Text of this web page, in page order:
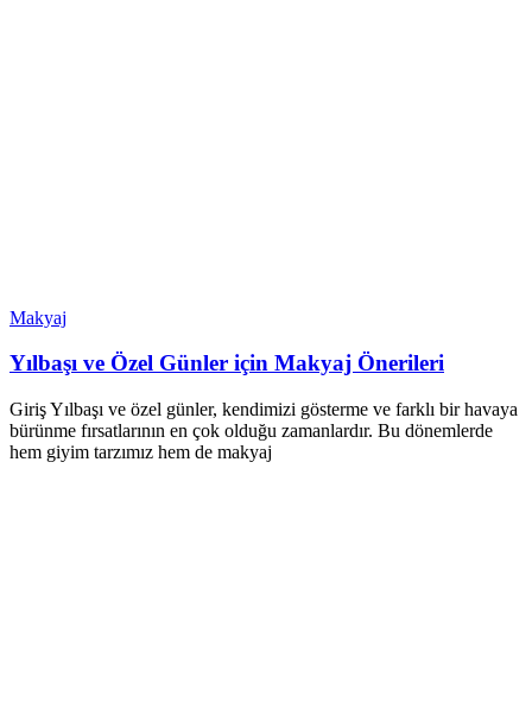
Makyaj
Yılbaşı ve Özel Günler için Makyaj Önerileri
Giriş Yılbaşı ve özel günler, kendimizi gösterme ve farklı bir havaya
bürünme fırsatlarının en çok olduğu zamanlardır. Bu dönemlerde
hem giyim tarzımız hem de makyaj